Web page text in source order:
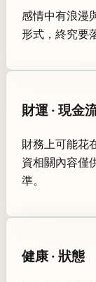
感情中有浪漫
形式，終究要
財運 · 現金
財務上可能花
資相關內容僅
準。
健康 · 狀態